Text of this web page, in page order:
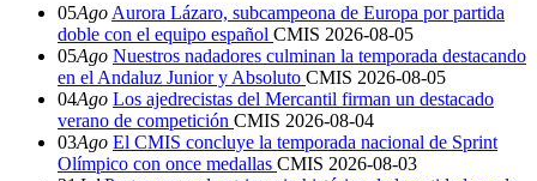
05Ago Aurora Lázaro, subcampeona de Europa por partida
doble con el equipo español CMIS 2026-08-05
05Ago Nuestros nadadores culminan la temporada destacando
en el Andaluz Junior y Absoluto CMIS 2026-08-05
04Ago Los ajedrecistas del Mercantil firman un destacado
verano de competición CMIS 2026-08-04
03Ago El CMIS concluye la temporada nacional de Sprint
Olímpico con once medallas CMIS 2026-08-03